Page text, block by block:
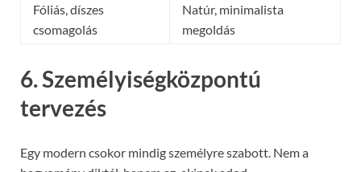
Fóliás, díszes
csomagolás
Natúr, minimalista
megoldás
6. Személyiségközpontú
tervezés
Egy modern csokor mindig személyre szabott. Nem a